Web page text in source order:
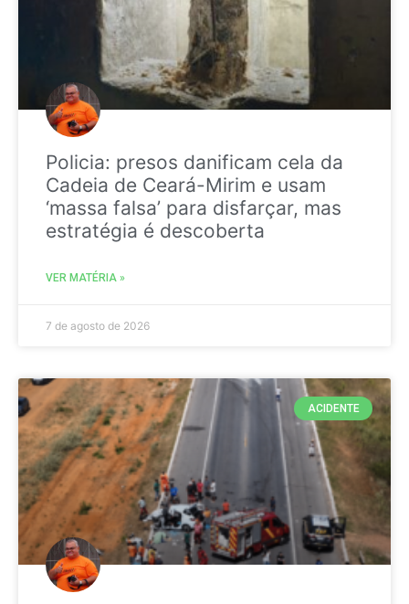
Policia: presos danificam cela da
Cadeia de Ceará-Mirim e usam
‘massa falsa’ para disfarçar, mas
estratégia é descoberta
VER MATÉRIA »
7 de agosto de 2026
ACIDENTE